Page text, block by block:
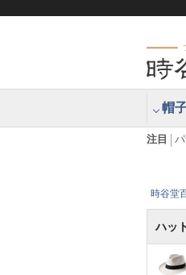
帽
注目
時谷堂
ハッ